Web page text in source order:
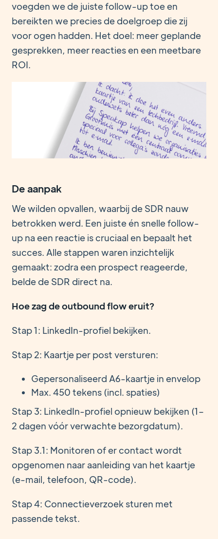
voegden we de juiste follow-up toe en
bereikten we precies de doelgroep die zij
voor ogen hadden. Het doel: meer geplande
gesprekken, meer reacties en een meetbare
ROI.
De aanpak
We wilden opvallen, waarbij de SDR nauw
betrokken werd. Een juiste én snelle follow-
up na een reactie is cruciaal en bepaalt het
succes. Alle stappen waren inzichtelijk
gemaakt: zodra een prospect reageerde,
belde de SDR direct na.
Hoe zag de outbound flow eruit?
Stap 1: LinkedIn-profiel bekijken.
Stap 2: Kaartje per post versturen:
Gepersonaliseerd A6-kaartje in envelop
Max. 450 tekens (incl. spaties)
Stap 3: LinkedIn-profiel opnieuw bekijken (1–
2 dagen vóór verwachte bezorgdatum).
Stap 3.1: Monitoren of er contact wordt
opgenomen naar aanleiding van het kaartje
(e-mail, telefoon, QR-code).
Stap 4: Connectieverzoek sturen met
passende tekst.